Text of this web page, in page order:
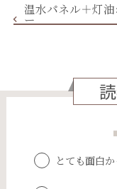
温水パネル＋灯油
ー
とても面白